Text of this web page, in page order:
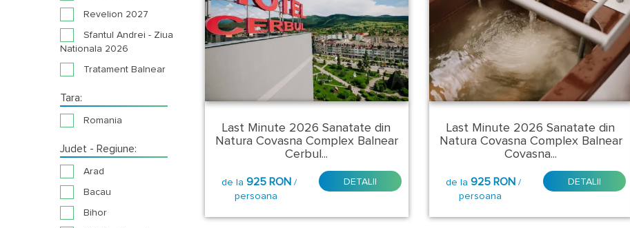
Revelion 2027
Sfantul Andrei - Ziua
Nationala 2026
Tratament Balnear
Tara:
Romania
Judet - Regiune:
Arad
Bacau
Bihor
Last Minute 2026 Sanatate din
Natura Covasna Complex Balnear
Cerbul...
de la925 RON /
persoana
DETALII
Last Minute 2026 Sanatate din
Natura Covasna Complex Balnear
Covasna...
de la925 RON /
persoana
DETALII